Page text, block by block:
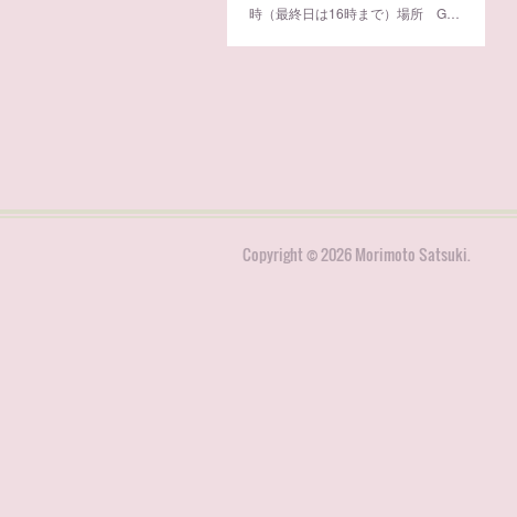
時（最終日は16時まで）場所 G…
Copyright ©2026 Morimoto Satsuki.